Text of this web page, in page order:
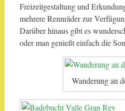
Freizeitgestaltung und
mehrere Rennräder zur
Darüber hinaus gibt es
oder man genießt einfach die
Wanderung an